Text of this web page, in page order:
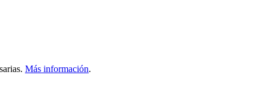
Más información.